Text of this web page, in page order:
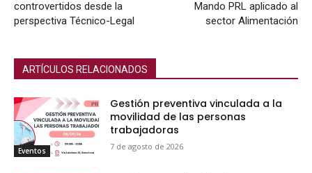
controvertidos desde la
perspectiva Técnico-Legal
Mando PRL aplicado al
sector Alimentación
ARTÍCULOS RELACIONADOS
Eventos
Gestión preventiva vinculada a la
movilidad de las personas
trabajadoras
7 de agosto de 2026